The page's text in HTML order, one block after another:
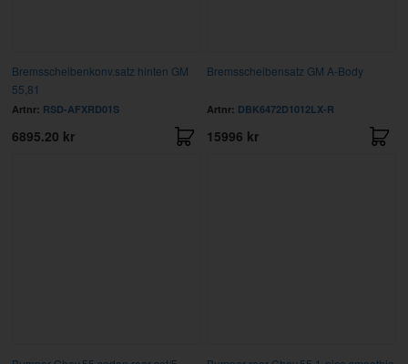
Bremsscheibenkonv.satz hinten GM
55,81
Artnr: RSD-AFXRD01S
6895.20 kr
Bremsscheibensatz GM A-Body
Artnr: DBK6472D1012LX-R
15996 kr